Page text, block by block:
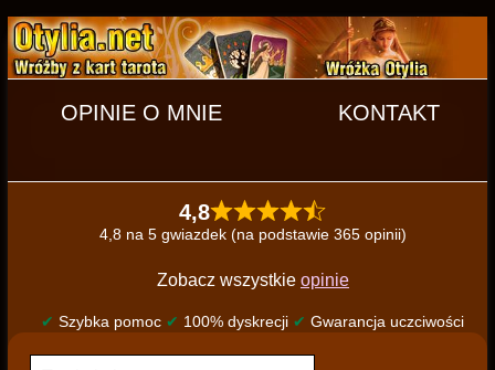
OPINIE O MNIE KONTAKT
4,8
4,8 na 5 gwiazdek (na podstawie 365 opinii)
Zobacz wszystkie opinie
✔ Szybka pomoc ✔ 100% dyskrecji ✔ Gwarancja uczciwości